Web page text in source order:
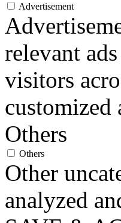
Advertisement
relevant
visitors
customized
Others
Others
Other
analyzed